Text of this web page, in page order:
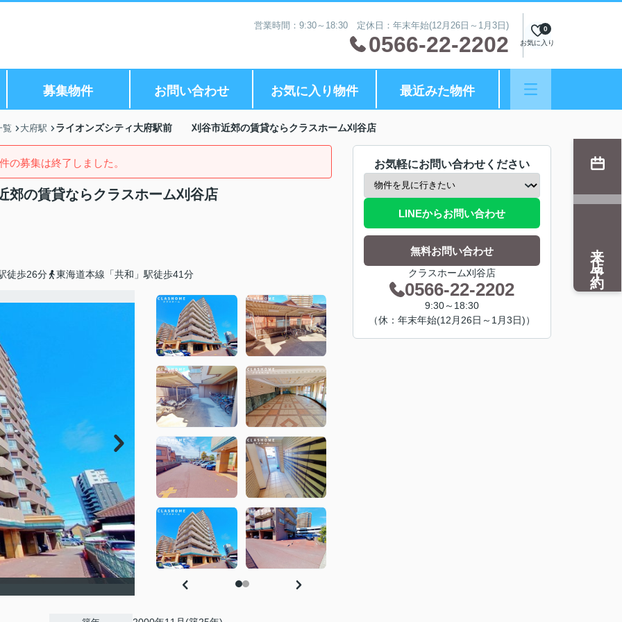
営業時間：9:30～18:30 定休日：年末年始(12月26日～1月3日)
0566-22-2202 お気に入り
0
募集物件 お問い合わせ お気に入り物件 最近みた物件
覧 大府駅 ライオンズシティ大府駅前 刈谷市近郊の賃貸ならクラスホーム刈谷店
の募集は終了しました。
の賃貸ならクラスホーム刈谷店
徒歩26分 東海道本線「共和」駅徒歩41分
お気軽にお問い合わせください
LINEからお問い合わせ
無料お問い合わせ
クラスホーム刈谷店
0566-22-2202
9:30～18:30
（休：年末年始(12月26日～1月3日)）
来店予約